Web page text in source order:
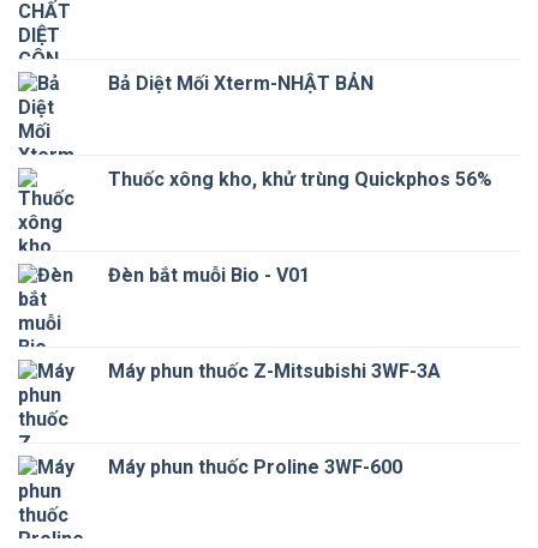
Bả Diệt Mối Xterm-NHẬT BẢN
Thuốc xông kho, khử trùng Quickphos 56%
Đèn bắt muỗi Bio - V01
Máy phun thuốc Z-Mitsubishi 3WF-3A
Máy phun thuốc Proline 3WF-600